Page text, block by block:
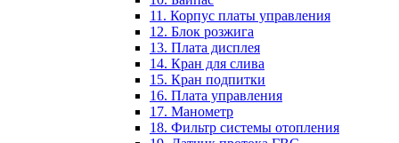
11. Корпус платы управления
12. Блок розжига
13. Плата дисплея
14. Кран для слива
15. Кран подпитки
16. Плата управления
17. Манометр
18. Фильтр системы отопления